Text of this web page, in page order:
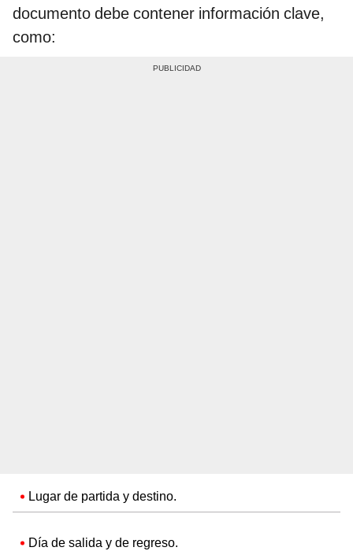
documento debe contener información clave,
como:
Lugar de partida y destino.
Día de salida y de regreso.